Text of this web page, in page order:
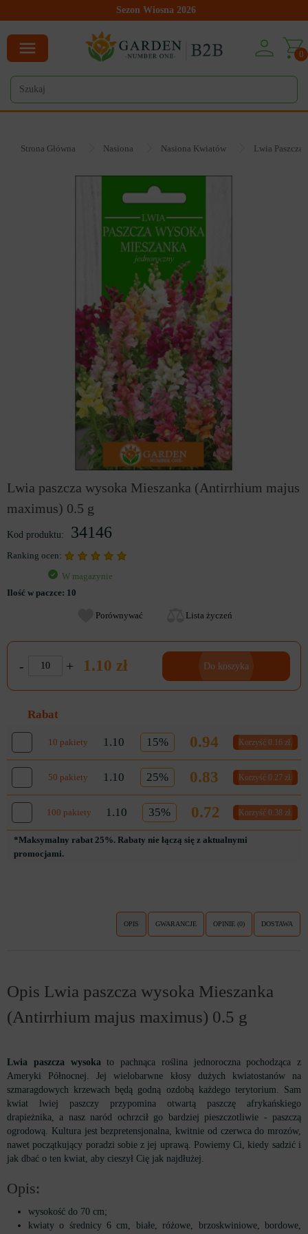
Sezon Wiosna 2026
0
Strona Główna Nasiona Nasiona Kwiatów Lwia Paszcza
Lwia paszcza wysoka Mieszanka (Antirrhium majus
maximus) 0.5 g
Kod produktu: 34146
Ranking ocen:
W magazynie
Ilość w paczce: 10
Porównywać Lista życzeń
- + 1.10 zł Do koszyka
Rabat
10 pakiety 1.10 15% 0.94 Korzyść 0.16 zł.
50 pakiety 1.10 25% 0.83 Korzyść 0.27 zł.
100 pakiety 1.10 35% 0.72 Korzyść 0.38 zł.
*Maksymalny rabat 25%. Rabaty nie łączą się z aktualnymi
promocjami.
OPIS GWARANCJE OPINIE (0) DOSTAWA
Opis Lwia paszcza wysoka Mieszanka
(Antirrhium majus maximus) 0.5 g
Lwia paszcza wysokato pachnąca roślina jednoroczna pochodząca z
Ameryki Północnej. Jej wielobarwne kłosy dużych kwiatostanów na
szmaragdowych krzewach będą godną ozdobą każdego terytorium. Sam
kwiat lwiej paszczy przypomina otwartą paszczę afrykańskiego
drapieżnika, a nasz naród ochrzcił go bardziej pieszczotliwie - paszczą
ogrodową. Kultura jest bezpretensjonalna, kwitnie od czerwca do mrozów,
nawet początkujący poradzi sobie z jej uprawą. Powiemy Ci, kiedy sadzić i
jak dbać o ten kwiat, aby cieszył Cię jak najdłużej.
Opis:
wysokość do 70 cm;
kwiaty o średnicy 6 cm, białe, różowe, brzoskwiniowe, bordowe,